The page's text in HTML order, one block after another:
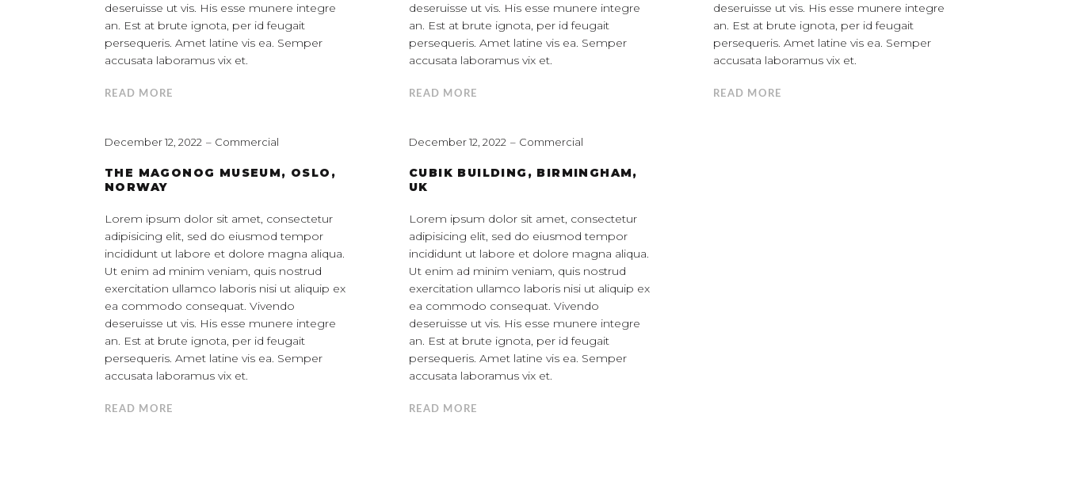
deseruisse ut vis. His esse munere integre
an. Est at brute ignota, per id feugait
persequeris. Amet latine vis ea. Semper
accusata laboramus vix et.
READ MORE
deseruisse ut vis. His esse munere integre
an. Est at brute ignota, per id feugait
persequeris. Amet latine vis ea. Semper
accusata laboramus vix et.
READ MORE
deseruisse ut vis. His esse munere integre
an. Est at brute ignota, per id feugait
persequeris. Amet latine vis ea. Semper
accusata laboramus vix et.
READ MORE
December 12, 2022 Commercial
THE MAGONOG MUSEUM, OSLO,
NORWAY
Lorem ipsum dolor sit amet, consectetur
adipisicing elit, sed do eiusmod tempor
incididunt ut labore et dolore magna aliqua.
Ut enim ad minim veniam, quis nostrud
exercitation ullamco laboris nisi ut aliquip ex
ea commodo consequat. Vivendo
deseruisse ut vis. His esse munere integre
an. Est at brute ignota, per id feugait
persequeris. Amet latine vis ea. Semper
accusata laboramus vix et.
READ MORE
December 12, 2022 Commercial
CUBIK BUILDING, BIRMINGHAM,
UK
Lorem ipsum dolor sit amet, consectetur
adipisicing elit, sed do eiusmod tempor
incididunt ut labore et dolore magna aliqua.
Ut enim ad minim veniam, quis nostrud
exercitation ullamco laboris nisi ut aliquip ex
ea commodo consequat. Vivendo
deseruisse ut vis. His esse munere integre
an. Est at brute ignota, per id feugait
persequeris. Amet latine vis ea. Semper
accusata laboramus vix et.
READ MORE